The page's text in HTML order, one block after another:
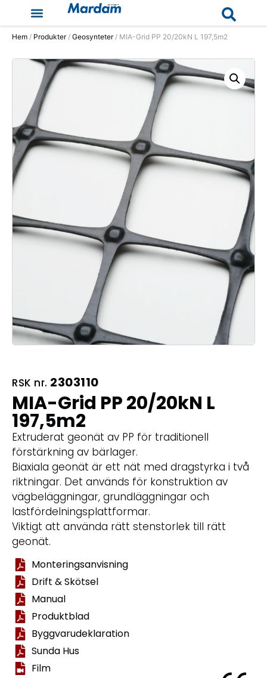
Hem / Produkter/ Geosynteter/ MIA-Grid PP 20/20kN L 197,5m2
RSK nr. 2303110
MIA-Grid PP 20/20kN L
197,5m2
Extruderat geonät av PP för traditionell
förstärkning av bärlager.
Biaxiala geonät är ett nät med dragstyrka i två
riktningar. Det används för konstruktion av
vägbeläggningar, grundläggningar och
lastfördelningsplattformar.
Viktigt att använda rätt stenstorlek till rätt
geonät.
Monteringsanvisning
Drift & Skötsel
Manual
Produktblad
Byggvarudeklaration
Sunda Hus
Film